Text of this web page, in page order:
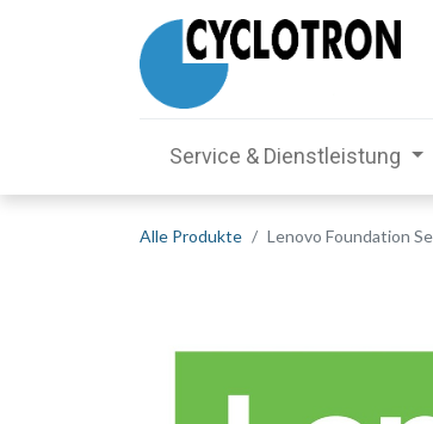
Service & Dienstleistung
Alle Produkte Lenovo Foundation